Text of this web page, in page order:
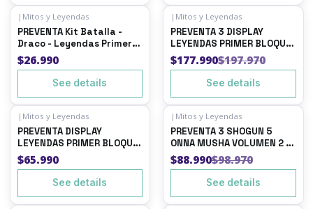
Out of stock
| Mitos y Leyendas
PREVENTA Kit Batalla -
Draco - Leyendas Primer
Bloque 4.0
$26.990
See details
-10%OFF
Out of stock
| Mitos y Leyendas
PREVENTA 3 DISPLAY
LEYENDAS PRIMER BLOQUE
4.0 - PRIMER BLOQUE + 3
BUY A BOX
$177.990$197.970
See details
Out of stock
| Mitos y Leyendas
PREVENTA DISPLAY
LEYENDAS PRIMER BLOQUE
4.0 - PRIMER BLOQUE + 1
BUY A BOX
$65.990
See details
-10%OFF
Out of stock
| Mitos y Leyendas
PREVENTA 3 SHOGUN 5
ONNA MUSHA VOLUMEN 2 -
PRIMER BLOQUE + 3 BUY A
BOX
$88.990$98.970
See details